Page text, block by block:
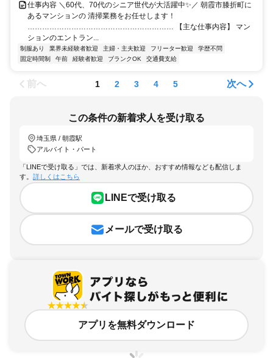
仕事内容 ＼60代、70代のシニア世代が大活躍中✨／ 朝霞市膝折町に
あるマンションの 清掃業務をお任せします！
…………………………………………………… 【主な仕事内容】 マン
ションのエントラン...
制服あり 業界未経験者歓迎 主婦・主夫歓迎 フリーター歓迎
学歴不問
固定時間制
午前 経験者歓迎 ブランクOK 交通費支給
前へ 1 2 3 4 5 次へ
この条件の新着求人を受け取る
埼玉県 / 朝霞駅
アルバイト・パート
「LINEで受け取る」では、新着求人のほか、おすすめ情報なども配信しま
す。 詳しくはこちら
LINEで受け取る
メールで受け取る
アプリを無料ダウンロード